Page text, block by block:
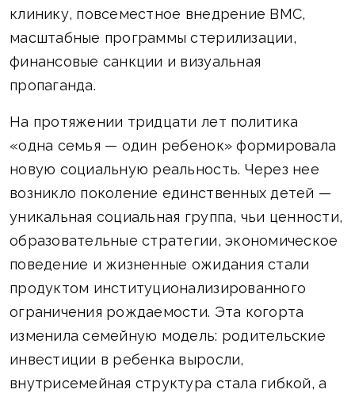
клинику, повсеместное внедрение ВМС,
масштабные программы стерилизации,
финансовые санкции и визуальная
пропаганда.
На протяжении тридцати лет политика
«одна семья — один ребенок» формировала
новую социальную реальность. Через нее
возникло поколение единственных детей —
уникальная социальная группа, чьи ценности,
образовательные стратегии, экономическое
поведение и жизненные ожидания стали
продуктом институционализированного
ограничения рождаемости. Эта когорта
изменила семейную модель: родительские
инвестиции в ребенка выросли,
внутрисемейная структура стала гибкой, а